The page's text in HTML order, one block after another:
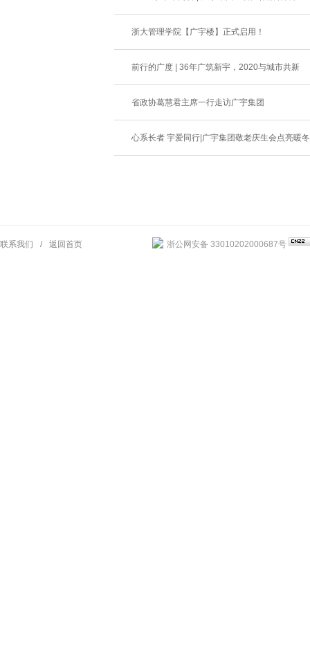
浙大管理学院【广宇楼】正式启用！
前行的广度 | 36年广筑新宇，2020与城市共新
省政协葛慧君主席一行走访广宇集团
心系长者 宇爱同行|广宇集团敬老庆生会点亮暖
浙公网安备 33010202000687号
联系我们 / 返回首页